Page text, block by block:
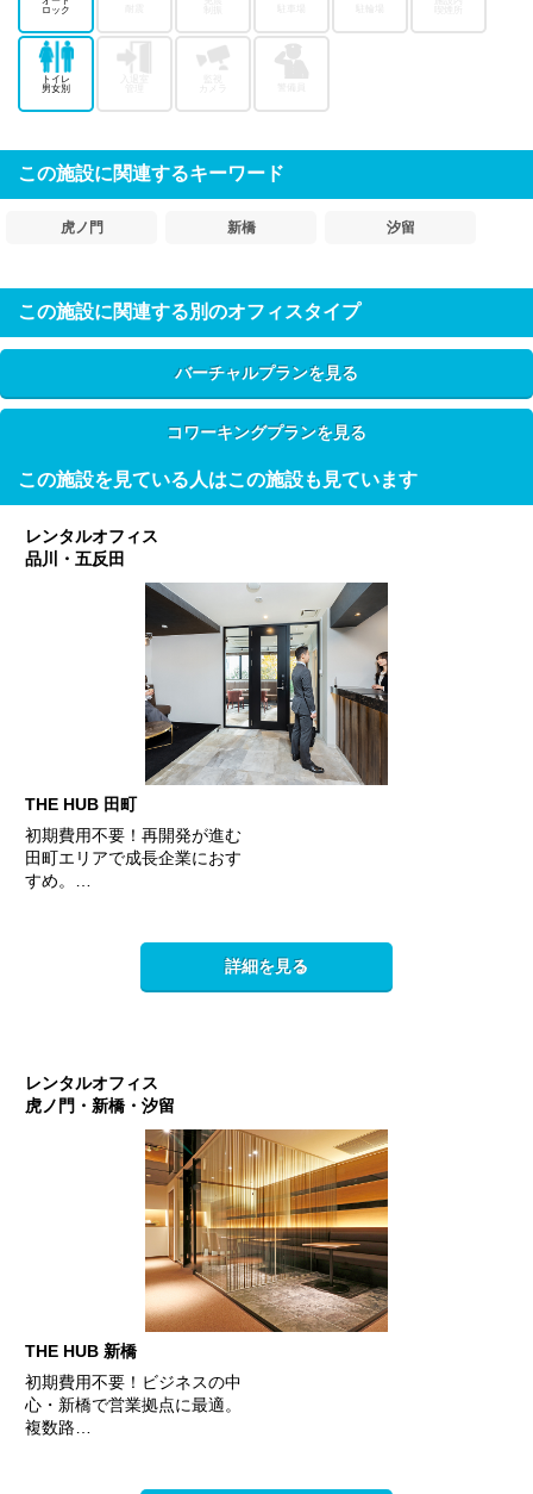
ロック
トイレ
男女別
カメラ
この施設に関連するキーワード
虎ノ門 新橋 汐留
この施設に関連する別のオフィスタイプ
バーチャルプランを見る
コワーキングプランを見る
この施設を見ている人はこの施設も見ています
レンタルオフィス
品川・五反田
THE HUB 田町
初期費用不要！再開発が進む
田町エリアで成長企業におす
すめ。…
詳細を見る
レンタルオフィス
虎ノ門・新橋・汐留
THE HUB 新橋
初期費用不要！ビジネスの中
心・新橋で営業拠点に最適。
複数路…